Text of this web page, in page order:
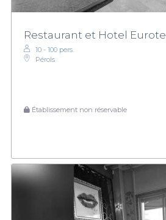
Restaurant et Hotel Eurotel
10 - 100 pers.
Pérols
Établissement non réservable